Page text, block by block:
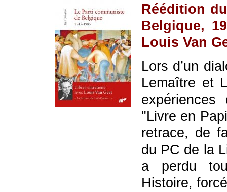
Réédition
Belgique,
Louis Van
Lors d’un
Lemaître et
"Livre en
retrace, de
du PC de la
a perdu
Histoire,